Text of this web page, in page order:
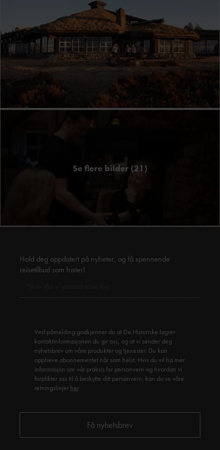
Se flere bilder (21)
Hold deg oppdatert på nyheter, og få spennende
reisetilbud som frister!
Ved påmelding godkjenner du at De Historiske lagrer
kontaktinformasjonen du gir oss, og at vi sender deg
nyhetsbrev om våre produkter og tjenester. Du kan
oppheve abonnementet når som helst. Hvis du vil ha mer
informasjon om vår praksis for personvern og hvordan vi
forplikter oss til å beskytte ditt personvern, kan du se våre
retningslinjer her.